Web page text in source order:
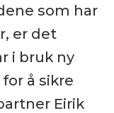
som har
er det
i bruk ny
å sikre
Eirik